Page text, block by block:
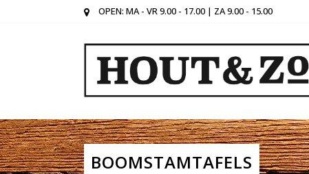
OPEN: MA - VR 9.00 - 17.00 | ZA 9.00 - 15.00
BOOMSTAMTAFELS